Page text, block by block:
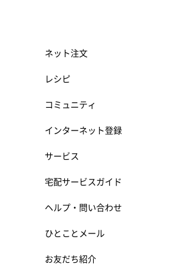
ネット注文
レシピ
コミュニティ
インターネット登録
サービス
宅配サービスガイド
ヘルプ・問い合わせ
ひとことメール
お友だち紹介